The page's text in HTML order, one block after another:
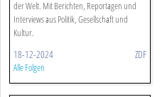
der Welt. Mit Berichten, Reportagen und
Interviews aus Politik, Gesellschaft und
Kultur.
18-12-2024 ZDF
Alle Folgen